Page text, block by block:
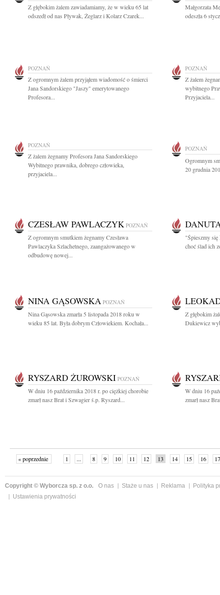
Z głębokim żalem zawiadamiamy, że w wieku 65 lat
odszedł od nas Pływak, Żeglarz i Kolarz Czarek...
Małgorzata
odeszła 6
POZNAŃ
Z ogromnym żalem przyjąłem wiadomość o śmierci
Jana Sandorskiego "Jaszy" emerytowanego
Profesora...
POZNAŃ
Z żalem
wybitnego
Przyjaciela...
POZNAŃ
Z żalem żegnamy Profesora Jana Sandorskiego
Wybitnego prawnika, dobrego człowieka,
przyjaciela...
POZNAŃ
Ogromnym
20 grudnia
CZESŁAW PAWLACZYK POZNAŃ
Z ogromnym smutkiem żegnamy Czesława
Pawlaczyka Szlachetnego, zaangażowanego w
odbudowę nowej...
"Śpieszmy
choć ślad ich
NINA GĄSOWSKA POZNAŃ
Nina Gąsowska zmarła 5 listopada 2018 roku w
wieku 85 lat. Była dobrym Człowiekiem. Kochała...
Z głębokim
Dukiewicz
RYSZARD ŻUROWSKI POZNAŃ
W dniu 16 października 2018 r. po ciężkiej chorobie
zmarł nasz Brat i Szwagier ś.p. Ryszard...
W dniu 16
zmarł nasz
« poprzednie 1 ... 8 9 10 11 12 13 14 15 16 17
Copyright © Wyborcza sp. z o.o. O nas Staże u nas Reklama
Polityka
Ustawienia prywatności